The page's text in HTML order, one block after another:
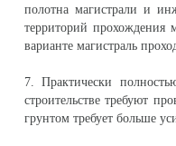
полотна магистрали и
территорий прохождения
варианте магистраль
7. Практически
строительстве требуют
грунтом требует больше